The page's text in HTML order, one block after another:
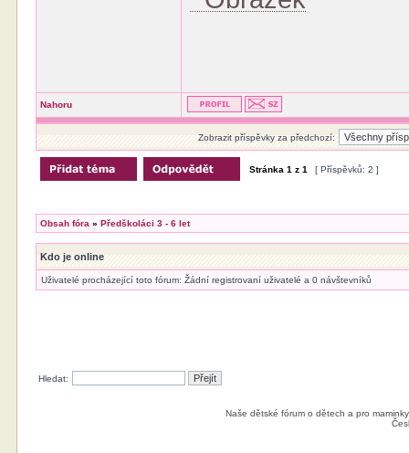
Nahoru
Zobrazit příspěvky za předchozí:
Stránka1 z1 [ Příspěvků: 2 ]
Obsah fóra »Předškoláci 3 - 6 let
Kdo je online
Uživatelé procházející toto fórum: Žádní registrovaní uživatelé a 0 návštevníků
Hledat:
Naše dětské fórum o dětech a pro